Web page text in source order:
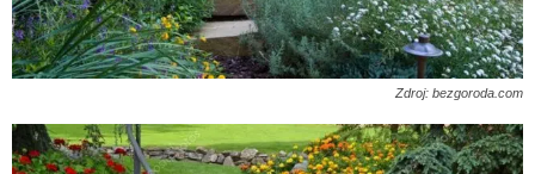
Zdroj: bezgoroda.com